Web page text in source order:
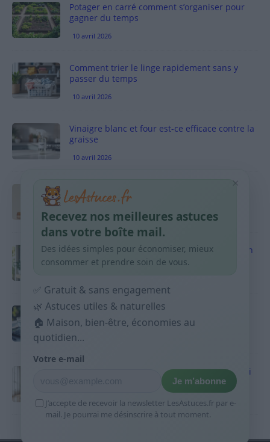
Potager en carré comment s’organiser pour
gagner du temps
10 avril 2026
Comment trier le linge rapidement sans y
passer du temps
10 avril 2026
Vinaigre blanc et four est-ce efficace contre la
graisse
10 avril 2026
Taches pigmentaires : routine simple +
habitudes qui aident
9 avril 2026
Produits ménagers : comment économiser en
courses sans acheter 10 sprays
Budget mensuel : méthode rapide pour
répartir son salaire dès le jour de paie
9 avril 2026
Sport 10 minutes par jour est-ce utile et quoi
9 avril 2026
×
Recevez nos meilleures astuces
dans votre boîte mail.
Des idées simples pour économiser, mieux
consommer et prendre soin de vous.
✅ Gratuit & sans engagement
🌿 Astuces utiles & naturelles
🏠 Maison, bien-être, économies au
quotidien...
Votre e-mail
Je m’abonne
J’accepte de recevoir la newsletter LesAstuces.fr par e-
mail. Je pourrai me désinscrire à tout moment.